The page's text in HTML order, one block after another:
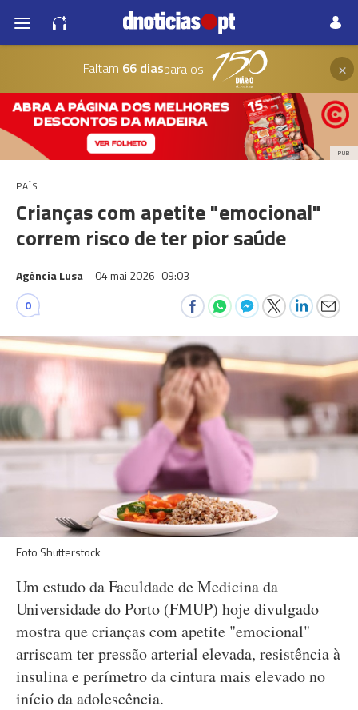
Faltam 66 diaspara os ×
PUB
PAÍS
Crianças com apetite "emocional"
correm risco de ter pior saúde
Agência Lusa 04 mai 2026 09:03
0
Foto Shutterstock
Um estudo da Faculdade de Medicina da
Universidade do Porto (FMUP) hoje divulgado
mostra que crianças com apetite "emocional"
arriscam ter pressão arterial elevada, resistência à
insulina e perímetro da cintura mais elevado no
início da adolescência.